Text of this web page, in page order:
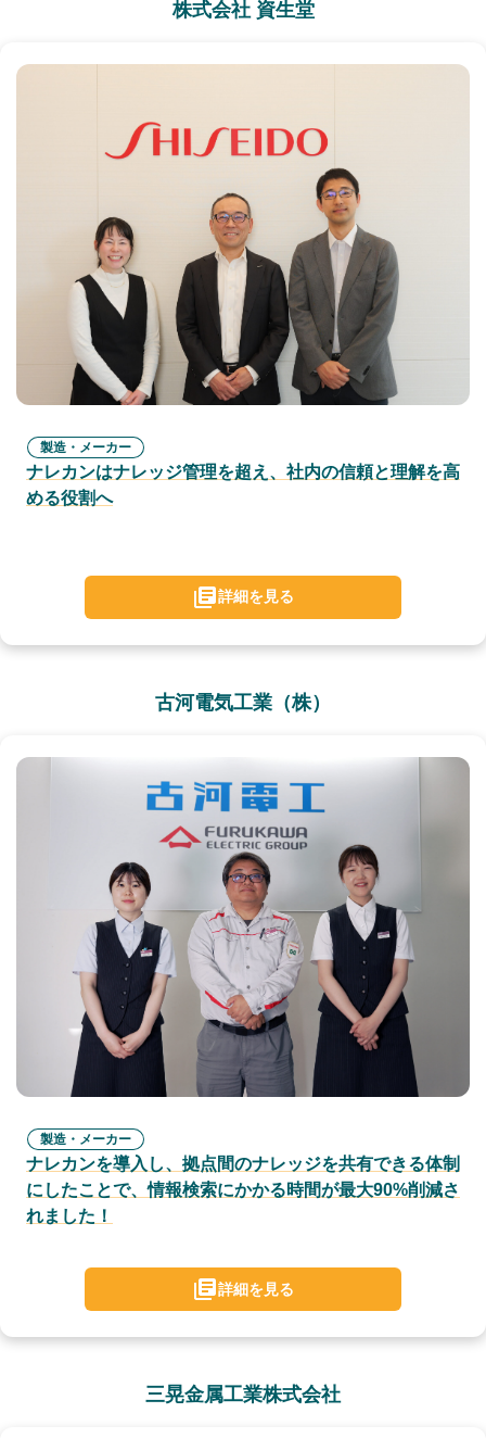
株式会社 資生堂
製造・メーカー
ナレカンはナレッジ管理を超え、社内の信頼と理解を高
める役割へ
詳細を見る
古河電気工業（株）
製造・メーカー
ナレカンを導入し、拠点間のナレッジを共有できる体制
にしたことで、情報検索にかかる時間が最大90%削減さ
れました！
詳細を見る
三晃金属工業株式会社